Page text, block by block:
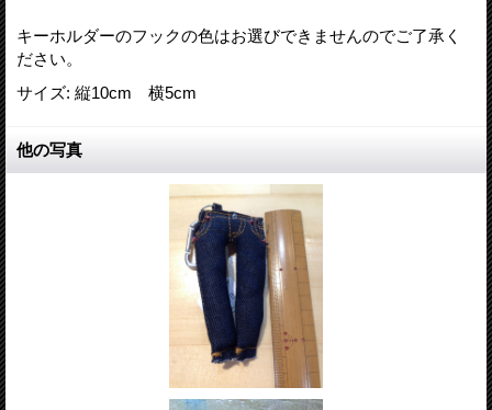
キーホルダーのフックの色はお選びできませんのでご了承く
ださい。
サイズ: 縦10cm 横5cm
他の写真